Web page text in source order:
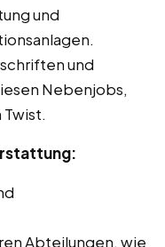
und
und
Nebenjobs,
Abteilungen, wie